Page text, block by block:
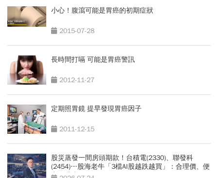
小心！腹瀉可能是胃癌的初期症狀
2015-07-28
長時間打嗝 可能是胃癌警訊
2012-11-27
定期照胃鏡 提早發現胃癌因子
2011-12-15
股災蒸發一間房頭期款！台積電(2330)、聯發科
(2454)…股海老牛「3檔AI股越跌越買」：合理價、便
宜價曝光